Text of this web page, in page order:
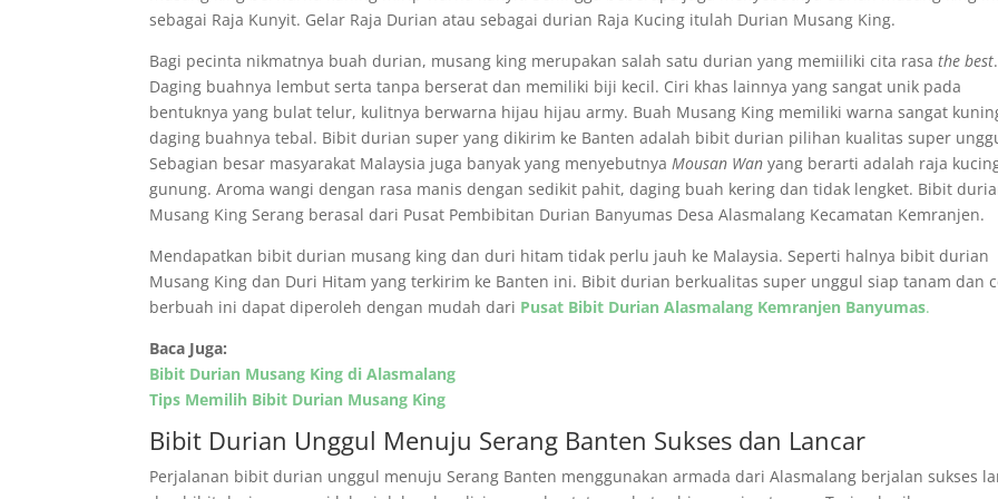
sebagai Raja Kunyit. Gelar Raja Durian atau sebagai durian Raja Kucing itulah Durian Musang King.
Bagi pecinta nikmatnya buah durian, musang king merupakan salah satu durian yang memiiliki cita rasathe best.
Daging buahnya lembut serta tanpa berserat dan memiliki biji kecil. Ciri khas lainnya yang sangat unik pada
bentuknya yang bulat telur, kulitnya berwarna hijau hijau army. Buah Musang King memiliki warna sangat
daging buahnya tebal. Bibit durian super yang dikirim ke Banten adalah bibit durian pilihan kualitas super
Sebagian besar masyarakat Malaysia juga banyak yang menyebutnyaMousan Wan yang berarti adalah raja
gunung. Aroma wangi dengan rasa manis dengan sedikit pahit, daging buah kering dan tidak lengket. Bibit
Musang King Serang berasal dari Pusat Pembibitan Durian Banyumas Desa Alasmalang Kecamatan Kemranjen.
Mendapatkan bibit durian musang king dan duri hitam tidak perlu jauh ke Malaysia. Seperti halnya bibit durian
Musang King dan Duri Hitam yang terkirim ke Banten ini. Bibit durian berkualitas super unggul siap tanam dan
berbuah ini dapat diperoleh dengan mudah dari Pusat Bibit Durian Alasmalang Kemranjen Banyumas.
Baca Juga:
Bibit Durian Musang King di Alasmalang
Tips Memilih Bibit Durian Musang King
Bibit Durian Unggul Menuju Serang Banten Sukses dan Lancar
Perjalanan bibit durian unggul menuju Serang Banten menggunakan armada dari Alasmalang berjalan sukses